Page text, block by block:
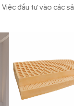
đầu tư vào các